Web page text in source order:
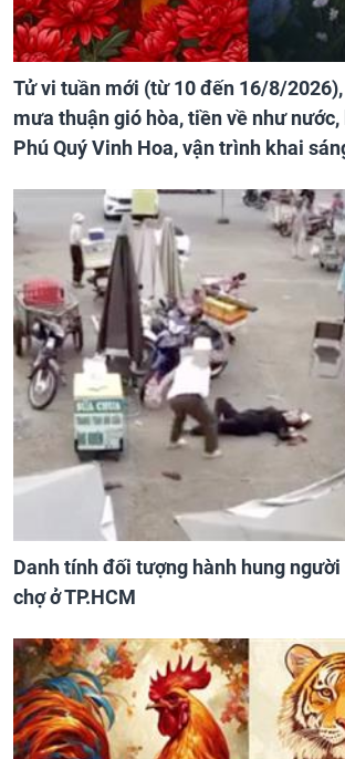
Tử vi tuần mới (từ 10 đến 16/8/
mưa thuận gió hòa, tiền về như nước,
Phú Quý Vinh Hoa, vận trình khai
Danh tính đối tượng hành hung
chợ ở TP.HCM